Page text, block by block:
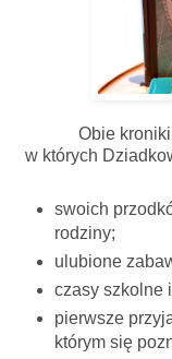
Obie
w których
swoich
rodziny;
ulubione
czasy szkolne
pierwsze
którym się